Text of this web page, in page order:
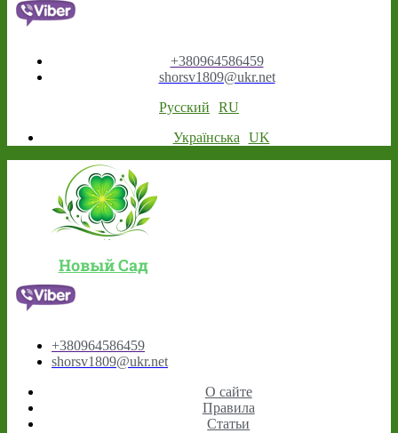
+380964586459
shorsv1809@ukr.net
Русский
RU
Українська
UK
Новый Сад
+380964586459
shorsv1809@ukr.net
О сайте
Правила
Статьи